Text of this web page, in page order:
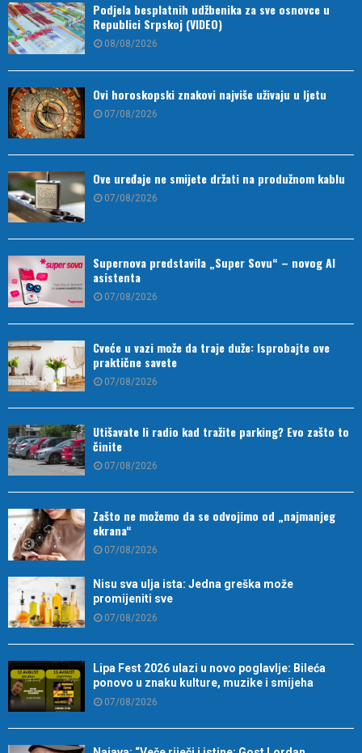
Podjela besplatnih udžbenika za sve osnovce u
Republici Srpskoj (VIDEO)
08/08/2026
Ovi horoskopski znakovi najviše uživaju u ljetu
07/08/2026
Ove uređaje ne smijete držati na produžnom kablu
07/08/2026
Supernova predstavila „Super Sovu“ – novog AI
asistenta
07/08/2026
Cveće u vazi može da traje duže: Isprobajte ove
praktične savete
07/08/2026
Utišavate li radio kad tražite parking? Evo zašto to
činite
07/08/2026
Zašto ne možemo da se odvojimo od „najmanjeg
ekrana“
07/08/2026
Nisu sva ulja ista: Jedna greška može
promijeniti sve
07/08/2026
Lipa Fest 2026 ulazi u novo poglavlje: Bileća
ponovo u znaku kulture, muzike i smijeha
07/08/2026